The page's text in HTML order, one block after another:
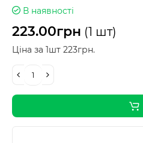
В наявності
223.00грн (1 шт)
Ціна за 1шт 223грн.